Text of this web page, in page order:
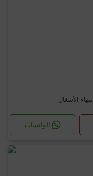
الأشغال
الواتساب